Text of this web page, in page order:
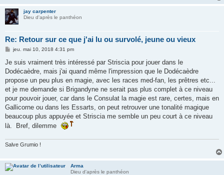
jay carpenter
Dieu d'après le panthéon
Re: Retour sur ce que j'ai lu ou survolé, jeune ou vieux
M
s
a
g
jeu. mai 10, 2018 4:31 pm
Je suis vraiment très intéressé par Striscia pour jouer dans le
Dodécaèdre, mais j'ai quand même l'impression que le Dodécaèdre
propose un peu plus en magie, avec les races med-fan, les prêtres etc...
et je me demande si Brigandyne ne serait pas plus complet à ce niveau
pour pouvoir jouer, car dans le Consulat la magie est rare, certes, mais en
Gallicorne ou dans les Essarts, on peut retrouver une tonalité magique
beaucoup plus appuyée et Striscia me semble un peu court à ce niveau
là. Bref, dilemme
Salve Grumio !
Arma
Dieu d'après le panthéon